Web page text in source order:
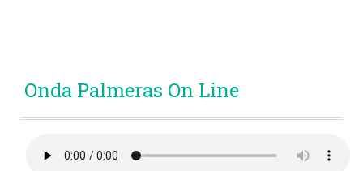
Onda Palmeras On Line